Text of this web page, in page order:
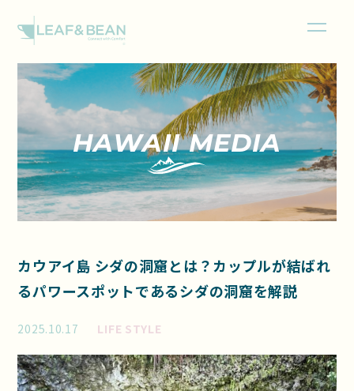
HAWAII MEDIA
カウアイ島 シダの洞窟とは？カップルが結ばれ
るパワースポットであるシダの洞窟を解説
2025.10.17 LIFE STYLE